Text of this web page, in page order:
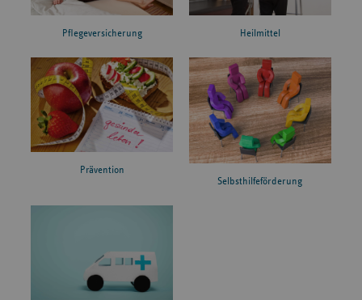
Pflegeversicherung Heilmittel
Prävention
Selbsthilfeförderung